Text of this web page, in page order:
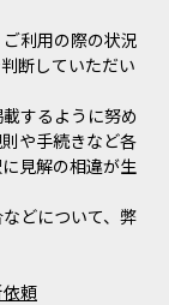
利用の際の状況
断していただい
するように努め
や手続きなど各
見解の相違が生
どについて、弊
頼